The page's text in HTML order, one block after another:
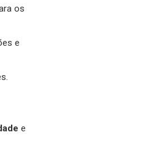
os
e
e